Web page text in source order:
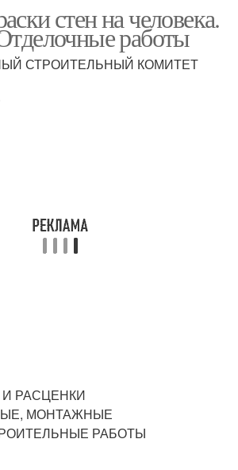
стен на человека.
работы
СТРОИТЕЛЬНЫЙ КОМИТЕТ
РАСЦЕНКИ
МОНТАЖНЫЕ
РАБОТЫ